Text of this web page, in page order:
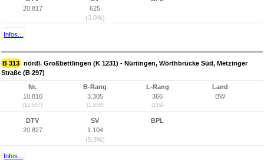
20.817
625
(3,0%)
Infos...
B 313 nördl. Großbettlingen (K 1231) - Nürtingen, Wörthbrücke Süd, Metzinger
Straße (B 297)
Nr.
10.810
(12.557)
B-Rang
3.305
(1.058)
L-Rang
366
(219)
Land
BW
DTV
20.827
SV
1.104
(5,3%)
BPL
Infos...